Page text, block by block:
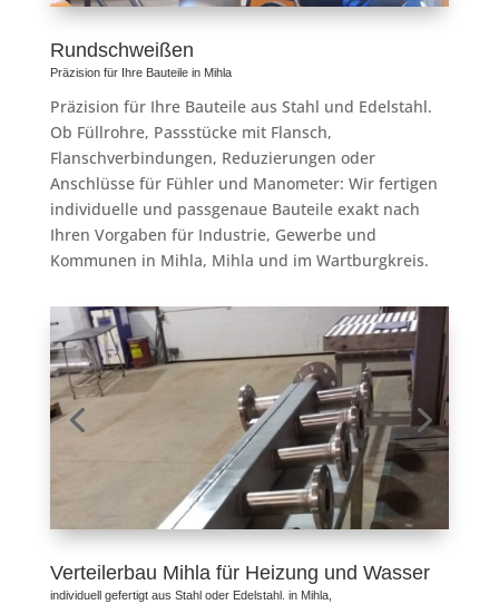
Rundschweißen
Präzision für Ihre Bauteile in Mihla
Präzision für Ihre Bauteile aus Stahl und Edelstahl.
Ob Füllrohre, Passstücke mit Flansch,
Flanschverbindungen, Reduzierungen oder
Anschlüsse für Fühler und Manometer: Wir fertigen
individuelle und passgenaue Bauteile exakt nach
Ihren Vorgaben für Industrie, Gewerbe und
Kommunen in Mihla, Mihla und im Wartburgkreis.
Verteilerbau Mihla für Heizung und Wasser
individuell gefertigt aus Stahl oder Edelstahl. in Mihla,